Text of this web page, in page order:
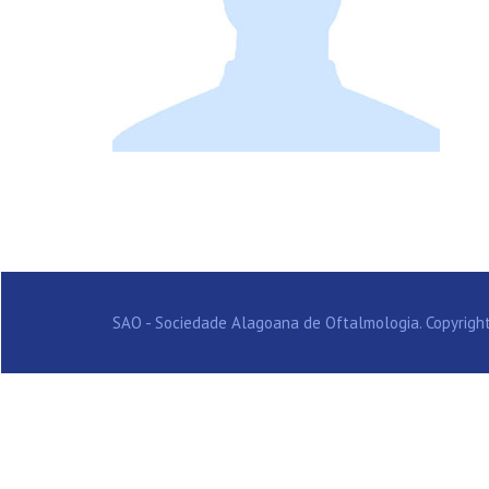
SAO - Sociedade Alagoana de Oftalmologia.